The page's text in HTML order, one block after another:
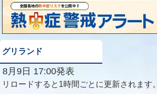
グリランド
8月9日 17:00発表
リロードすると1時間ごとに更新されます。